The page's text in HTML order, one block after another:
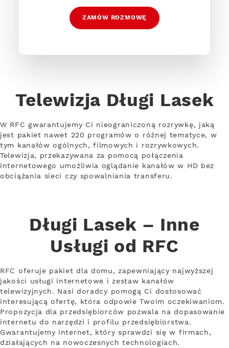
ZAMÓW ROZMOWĘ
Telewizja Długi Lasek
W RFC gwarantujemy Ci nieograniczoną rozrywkę, jaką
jest pakiet nawet 220 programów o różnej tematyce, w
tym kanałów ogólnych, filmowych i rozrywkowych.
Telewizja, przekazywana za pomocą połączenia
internetowego umożliwia oglądanie kanałów w HD bez
obciążania sieci czy spowalniania transferu.
Długi Lasek – Inne
Usługi od RFC
RFC oferuje pakiet dla domu, zapewniający najwyższej
jakości usługi internetowe i zestaw kanałów
telewizyjnych. Nasi doradcy pomogą Ci dostosować
interesującą ofertę, która odpowie Twoim oczekiwaniom.
Propozycja dla przedsiębiorców pozwala na dopasowanie
internetu do narzędzi i profilu przedsiębiorstwa.
Gwarantujemy internet, który sprawdzi się w firmach,
działających na nowoczesnych technologiach.